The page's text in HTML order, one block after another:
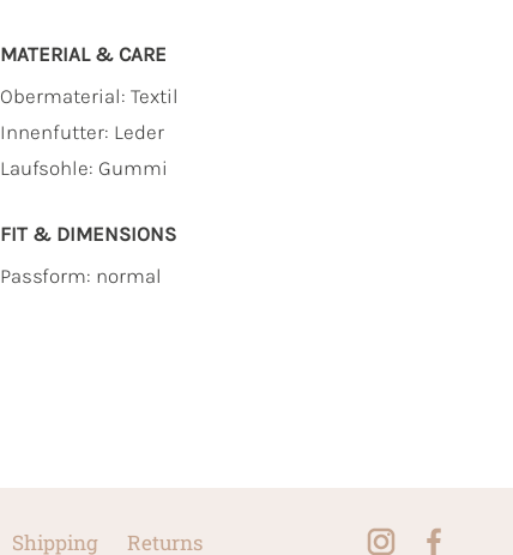
MATERIAL & CARE
Obermaterial: Textil
Innenfutter: Leder
Laufsohle: Gummi
FIT & DIMENSIONS
Passform: normal
Shipping Returns